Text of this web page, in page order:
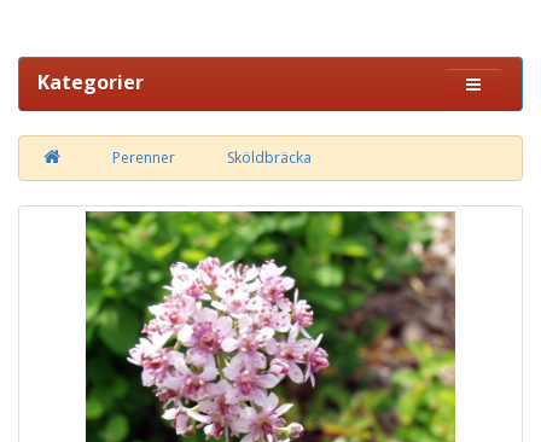
Kategorier
Perenner Sköldbräcka